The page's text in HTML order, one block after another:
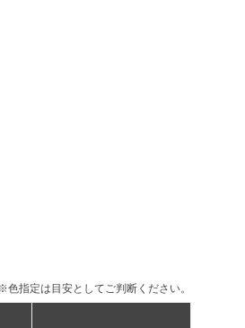
色指定は目安としてご判断ください。